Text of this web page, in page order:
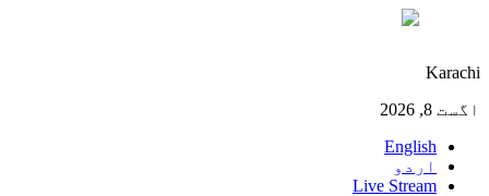
Karachi
اگست 8, 2026
English
اردو
Live Stream